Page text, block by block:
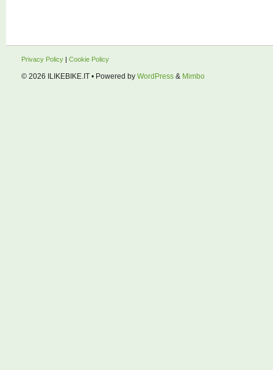
Privacy Policy Cookie Policy
© 2026 ILIKEBIKE.IT • Powered by WordPress & Mimbo